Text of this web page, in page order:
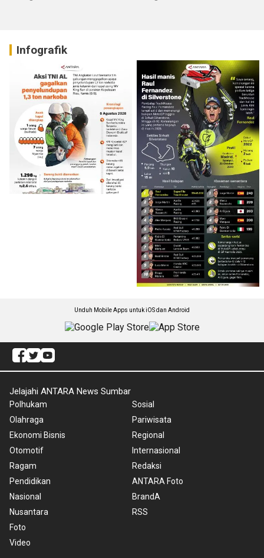
Infografik
Unduh Mobile Apps untuk iOS dan Android
Jelajahi ANTARA News Sumbar
Polhukam
Olahraga
Ekonomi Bisnis
Otomotif
Ragam
Pendidikan
Nasional
Nusantara
Foto
Video
Sosial
Pariwisata
Regional
Internasional
Redaksi
ANTARA Foto
BrandA
RSS